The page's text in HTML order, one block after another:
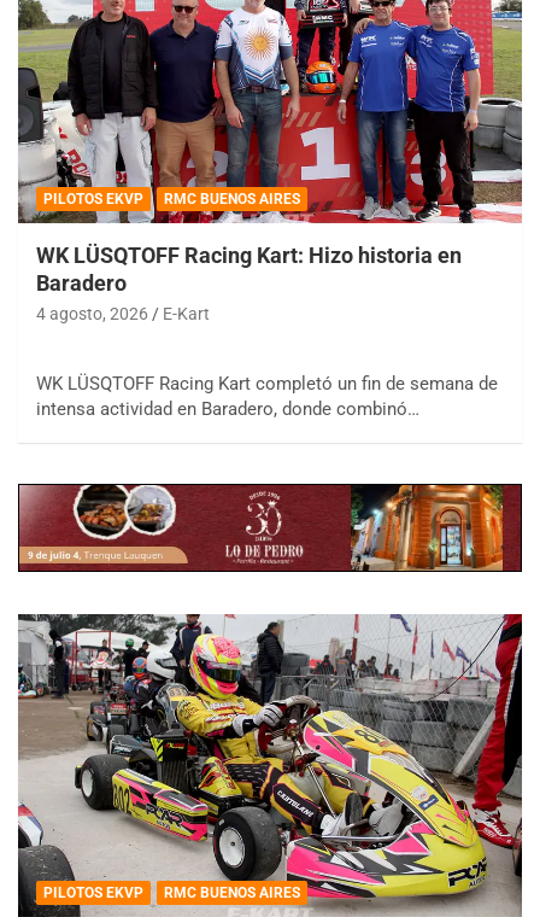
PILOTOS EKVP RMC BUENOS AIRES
WK LÜSQTOFF Racing Kart: Hizo historia en
Baradero
4 agosto, 2026 E-Kart
WK LÜSQTOFF Racing Kart completó un fin de semana de
intensa actividad en Baradero, donde combinó…
PILOTOS EKVP RMC BUENOS AIRES